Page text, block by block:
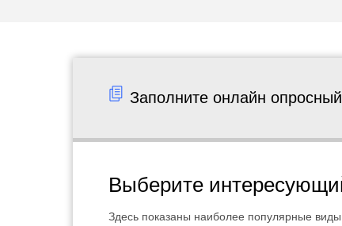
Заполните онлайн
Выберите
Здесь показаны наиболее популярные